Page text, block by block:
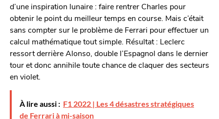
d’une inspiration lunaire : faire rentrer Charles pour
obtenir le point du meilleur temps en course. Mais c’était
sans compter sur le problème de Ferrari pour effectuer un
calcul mathématique tout simple. Résultat : Leclerc
ressort derrière Alonso, double l’Espagnol dans le dernier
tour et donc annihile toute chance de claquer des secteurs
en violet.
À lire aussi : F1 2022 | Les 4 désastres stratégiques
de Ferrari à mi-saison